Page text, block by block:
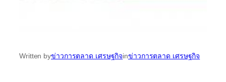
Written byข่าวการตลาด เศรษฐกิจinข่าวการตลาด เศรษฐกิจ